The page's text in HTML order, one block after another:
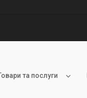
та послуги